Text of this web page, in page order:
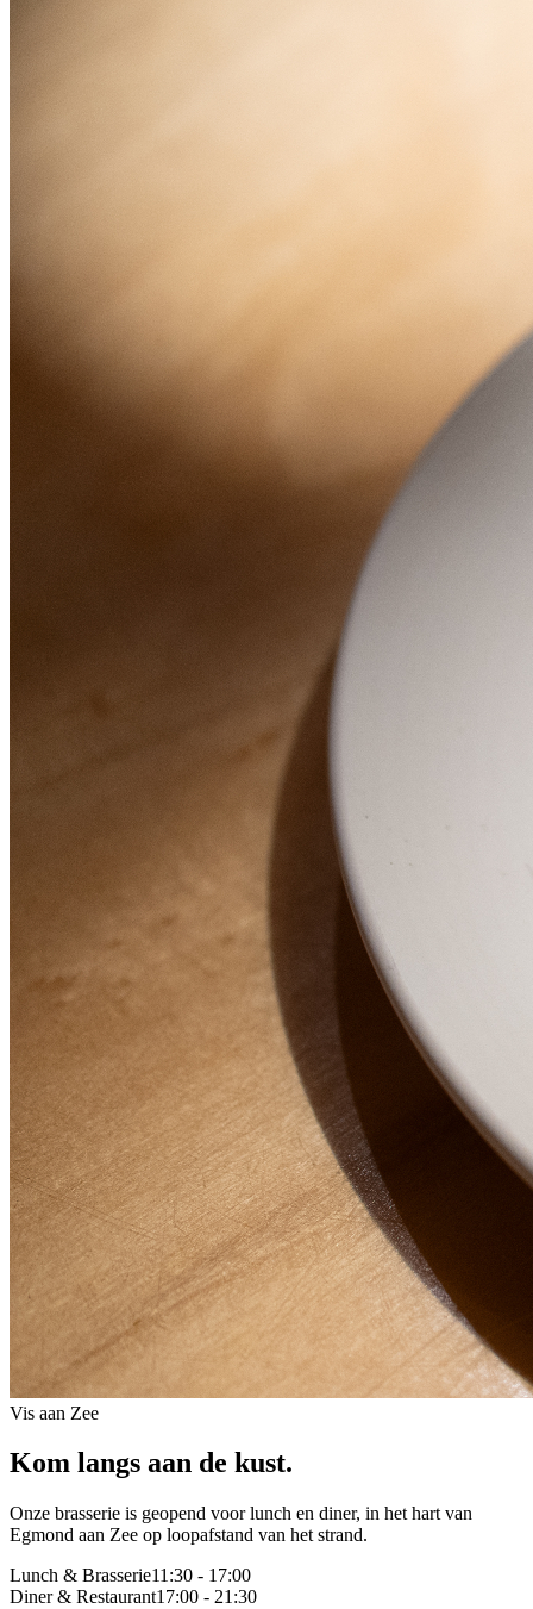
Vis aan Zee
Kom langs aan de kust.
Onze brasserie is geopend voor lunch en diner, in het hart van
Egmond aan Zee op loopafstand van het strand.
Lunch & Brasserie11:30 - 17:00
Diner & Restaurant17:00 - 21:30